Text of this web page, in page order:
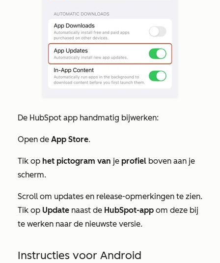
De HubSpot app handmatig bijwerken:
Open de App Store.
Tik op het pictogram van je profiel boven aan je
scherm.
Scroll om updates en release-opmerkingen te zien.
Tik op Update naast de HubSpot-app om deze bij
te werken naar de nieuwste versie.
Instructies voor Android